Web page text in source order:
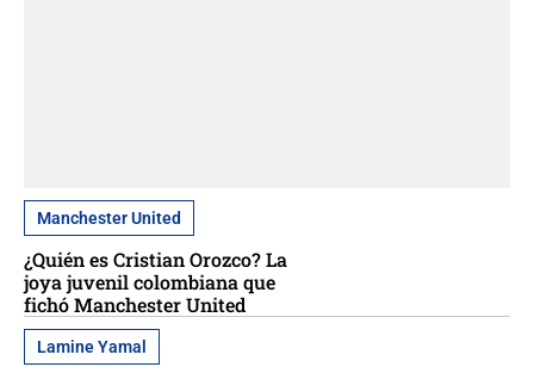
Manchester United
¿Quién es Cristian Orozco? La
joya juvenil colombiana que
fichó Manchester United
Lamine Yamal